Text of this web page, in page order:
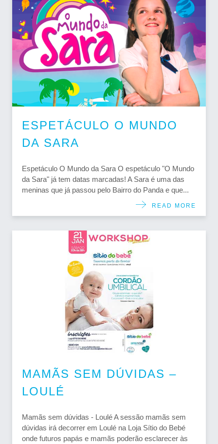
ESPETÁCULO O MUNDO
DA SARA
Espetáculo O Mundo da Sara O espetáculo "O Mundo
da Sara" já tem datas marcadas! A Sara é uma das
meninas que já passou pelo Bairro do Panda e que...
READ MORE
MAMÃS SEM DÚVIDAS –
LOULÉ
Mamãs sem dúvidas - Loulé A sessão mamãs sem
dúvidas irá decorrer em Loulé na Loja Sítio do Bebé
onde futuros papás e mamãs poderão esclarecer às